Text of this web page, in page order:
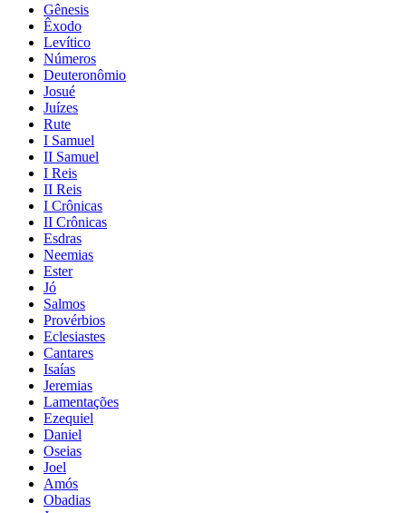
Gênesis
Êxodo
Levítico
Números
Deuteronômio
Josué
Juízes
Rute
I Samuel
II Samuel
I Reis
II Reis
I Crônicas
II Crônicas
Esdras
Neemias
Ester
Jó
Salmos
Provérbios
Eclesiastes
Cantares
Isaías
Jeremias
Lamentações
Ezequiel
Daniel
Oseias
Joel
Amós
Obadias